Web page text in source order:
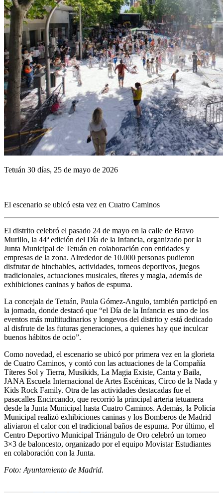
Tetuán 30 días, 25 de mayo de 2026
El escenario se ubicó esta vez en Cuatro Caminos
El distrito celebró el pasado 24 de mayo en la calle de Bravo
Murillo, la 44ª edición del Día de la Infancia, organizado por la
Junta Municipal de Tetuán en colaboración con entidades y
empresas de la zona. Alrededor de 10.000 personas pudieron
disfrutar de hinchables, actividades, torneos deportivos, juegos
tradicionales, actuaciones musicales, títeres y magia, además de
exhibiciones caninas y baños de espuma.
La concejala de Tetuán, Paula Gómez-Angulo, también participó en
la jornada, donde destacó que “el Día de la Infancia es uno de los
eventos más multitudinarios y longevos del distrito y está dedicado
al disfrute de las futuras generaciones, a quienes hay que inculcar
buenos hábitos de ocio”.
Como novedad, el escenario se ubicó por primera vez en la glorieta
de Cuatro Caminos, y contó con las actuaciones de la Compañía
Títeres Sol y Tierra, Musikids, La Magia Existe, Canta y Baila,
JANA Escuela Internacional de Artes Escénicas, Circo de la Nada y
Kids Rock Family. Otra de las actividades destacadas fue el
pasacalles Encircando, que recorrió la principal arteria tetuanera
desde la Junta Municipal hasta Cuatro Caminos. Además, la Policía
Municipal realizó exhibiciones caninas y los Bomberos de Madrid
aliviaron el calor con el tradicional baños de espuma. Por último, el
Centro Deportivo Municipal Triángulo de Oro celebró un torneo
3×3 de baloncesto, organizado por el equipo Movistar Estudiantes
en colaboración con la Junta.
Foto: Ayuntamiento de Madrid.